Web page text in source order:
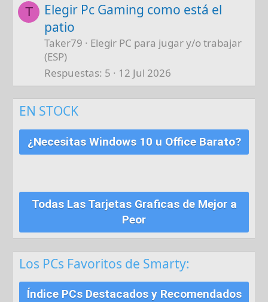
T
Elegir Pc Gaming como está el
patio
Taker79
Elegir PC para jugar y/o trabajar
(ESP)
Respuestas 5 12 Jul 2026
EN STOCK
¿Necesitas Windows 10 u Office Barato?
Todas Las Tarjetas Graficas de Mejor a
Peor
Los PCs Favoritos de Smarty:
Índice PCs Destacados y Recomendados